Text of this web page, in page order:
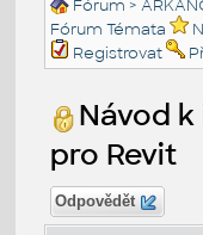
Fórum >
Fórum Témata
Registrovat
Návod k
pro Revit
Odpovědět